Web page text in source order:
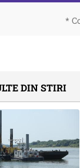
*
DIN STIRI